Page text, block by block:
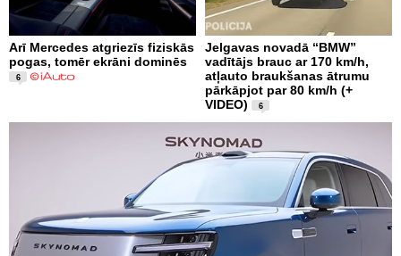
Arī Mercedes atgriezīs fiziskās
pogas, tomēr ekrāni dominēs
6
Jelgavas novadā “BMW”
vadītājs brauc ar 170 km/h,
atļauto braukšanas ātrumu
pārkāpjot par 80 km/h (+
VIDEO)
6